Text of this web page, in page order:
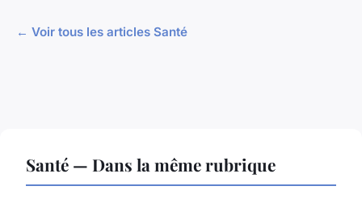
← Voir tous les articles Santé
Santé — Dans la même rubrique